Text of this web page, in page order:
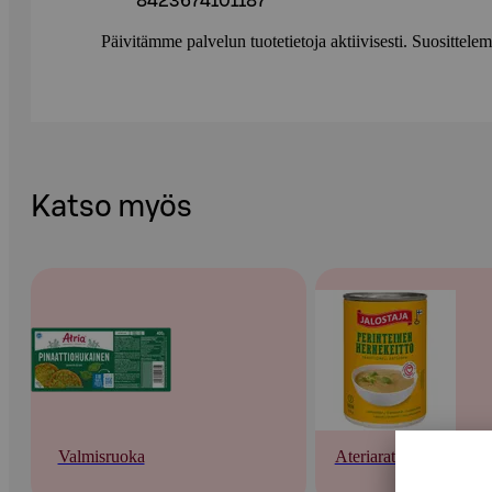
Päivitämme palvelun tuotetietoja aktiivisesti.
Katso myös
Valmisruoka Ateriaratkaisut